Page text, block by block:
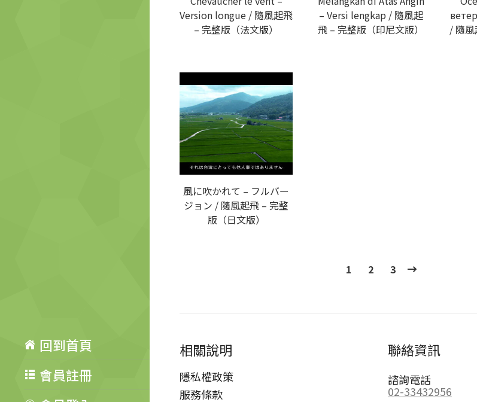
回到首頁
會員註冊
Version longue / 隨風起飛
– 完整版（法文版）
– Versi lengkap / 隨風起
飛 – 完整版（印尼文版）
/ 隨
風に吹かれて – フルバー
ジョン / 隨風起飛 – 完整
版（日文版）
1 2 3
相關說明
隱私權政策
服務條款
聯絡資訊
諮詢電話
02-33432956